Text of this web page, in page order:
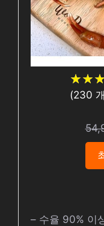
★★★
★★★
(230
– 수율 90% 이